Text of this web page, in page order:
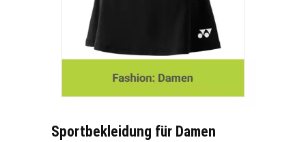
Sportbekleidung für Damen